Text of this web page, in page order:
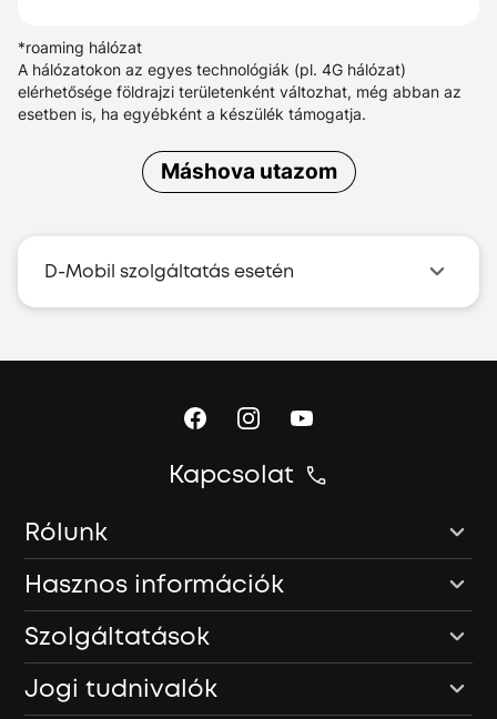
*roaming hálózat
A hálózatokon az egyes technológiák (pl. 4G hálózat)
elérhetősége földrajzi területenként változhat, még abban az
esetben is, ha egyébként a készülék támogatja.
Máshova utazom
D-Mobil szolgáltatás esetén
Kapcsolat
Rólunk
Hasznos információk
Szolgáltatások
Jogi tudnivalók